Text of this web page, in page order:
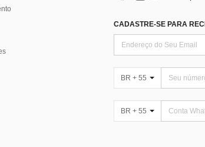
CADASTRE-SE PARA
BR + 55
BR + 55